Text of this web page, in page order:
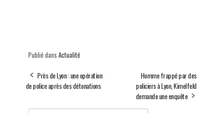
Publié dans Actualité
Près de Lyon : une opération
de police après des détonations
Homme frappé par des
policiers à Lyon, Kimelfeld
demande une enquête